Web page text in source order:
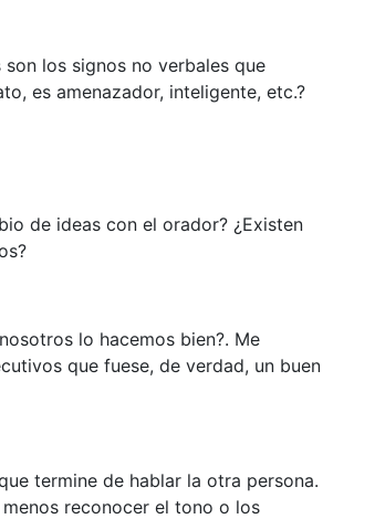
los signos no verbales que
es amenazador, inteligente, etc.?
de ideas con el orador? ¿Existen
lo hacemos bien?. Me
que fuese, de verdad, un buen
termine de hablar la otra persona.
reconocer el tono o los